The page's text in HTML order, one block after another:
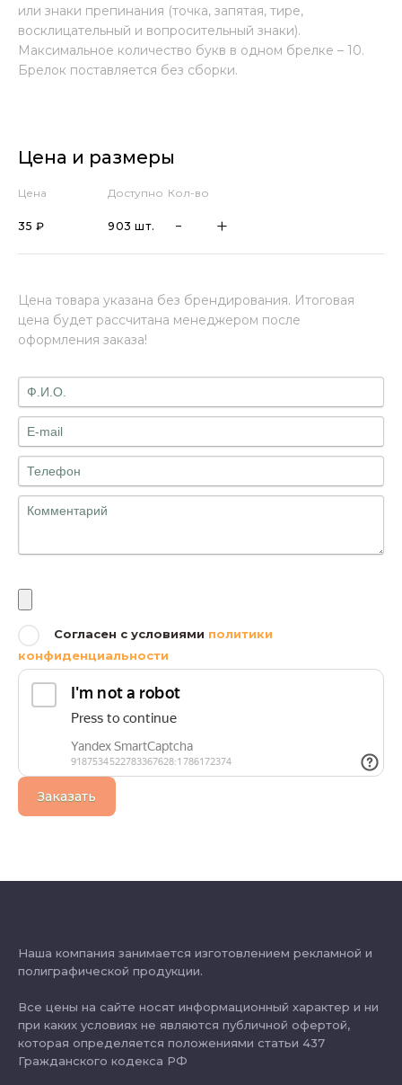
или знаки препинания (точка, запятая, тире,
восклицательный и вопросительный знаки).
Максимальное количество букв в одном брелке – 10.
Брелок поставляется без сборки.
Цена и размеры
Цена Доступно Кол-во
35 ₽ 903 шт.
Цена товара указана без брендирования. Итоговая
цена будет рассчитана менеджером после
оформления заказа!
Согласен с условиями политики
конфиденциальности
Заказать
Наша компания занимается изготовлением рекламной и
полиграфической продукции.
Все цены на сайте носят информационный характер и ни
при каких условиях не являются публичной офертой,
которая определяется положениями статьи 437
Гражданского кодекса РФ